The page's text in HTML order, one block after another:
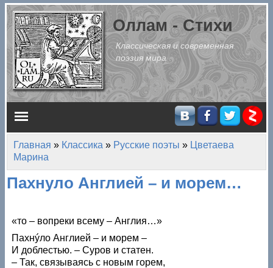
Перейти к основному содержанию
Оллам - Стихи
Классическая и современная
поэзия мира
Главное меню
Вы здесь
Главная » Классика » Русские поэты » Цветаева
Марина
Пахнуло Англией – и морем…
«то – вопреки всему – Англия…»
Пахнýло Англией – и морем –
И доблестью. – Суров и статен.
– Так, связываясь с новым горем,